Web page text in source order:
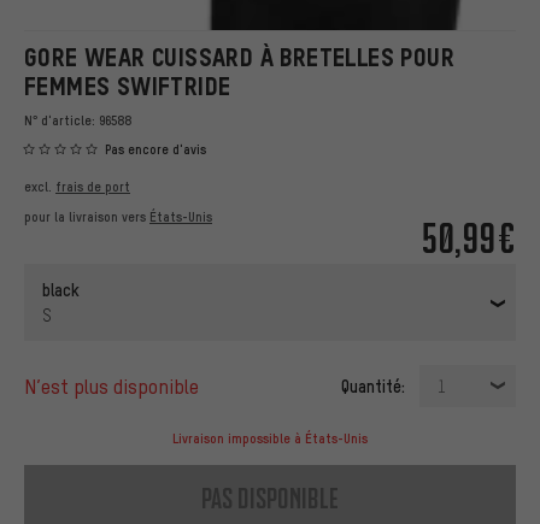
GORE WEAR CUISSARD À BRETELLES POUR
FEMMES SWIFTRIDE
N° d'article: 96588
Pas encore d'avis
50,99€
excl. frais de port
pour la livraison vers États-Unis
black
S
n’est plus disponible Quantité: 1
Livraison impossible à États-Unis
pas disponible